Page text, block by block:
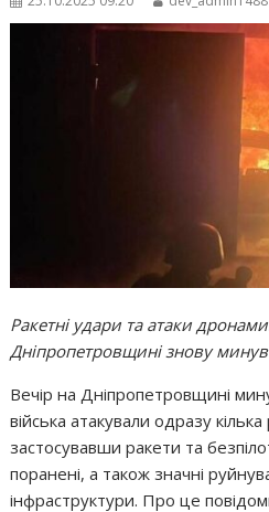
Ракетні удари та атаки
Дніпропетровщині знову минув
Вечір на Дніпропетровщині
війська атакували одразу кілька
застосувавши ракети та
поранені, а також значні
інфраструктури. Про це